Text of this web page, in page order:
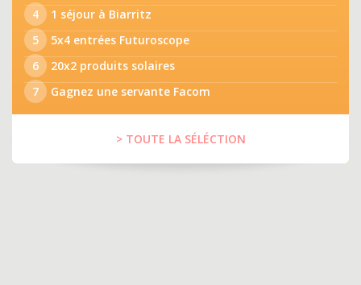
4
1 séjour à Biarritz
5
5x4 entrées Futuroscope
6
20x2 produits solaires
7
Gagnez une servante Facom
> TOUTE LA SÉLÉCTION